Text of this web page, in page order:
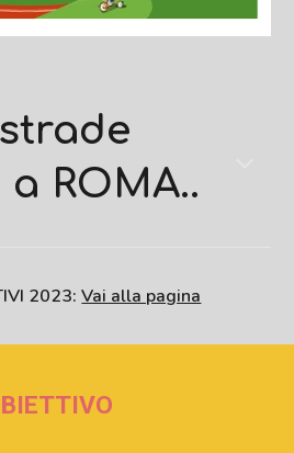
ROMA..
2023:Vai alla pagina